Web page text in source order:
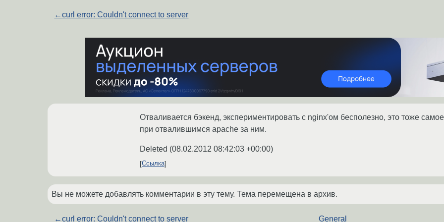
←curl error: Couldn't connect to server
Отваливается бэкенд, экспериментировать с nginx'ом бесполезно, это тоже
при отвалившимся apache за ним.
Deleted (08.02.2012 08:42:03 +00:00)
Ссылка
Вы не можете добавлять комментарии в эту тему. Тема перемещена в архив.
←curl error: Couldn't connect to server General